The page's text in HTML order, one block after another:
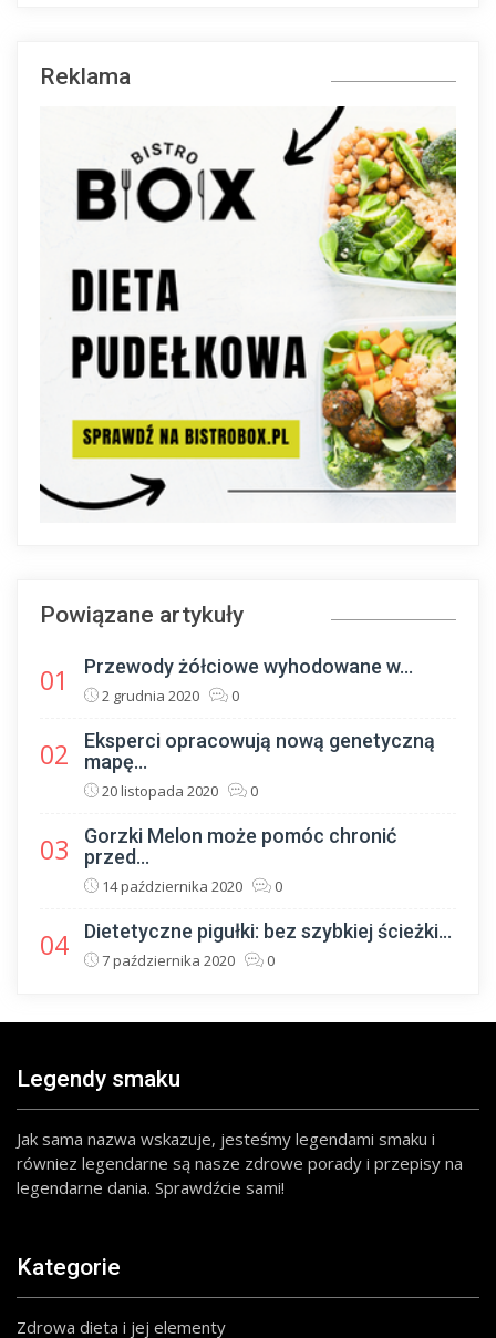
Reklama
Powiązane artykuły
01 Przewody żółciowe wyhodowane w...
2 grudnia 2020 0
02
Eksperci opracowują nową genetyczną
mapę...
20 listopada 2020 0
03
Gorzki Melon może pomóc chronić
przed...
14 października 2020 0
04 Dietetyczne pigułki: bez szybkiej ścieżki...
7 października 2020 0
Legendy smaku
Jak sama nazwa wskazuje, jesteśmy legendami smaku i
równiez legendarne są nasze zdrowe porady i przepisy na
legendarne dania. Sprawdźcie sami!
Kategorie
Zdrowa dieta i jej elementy